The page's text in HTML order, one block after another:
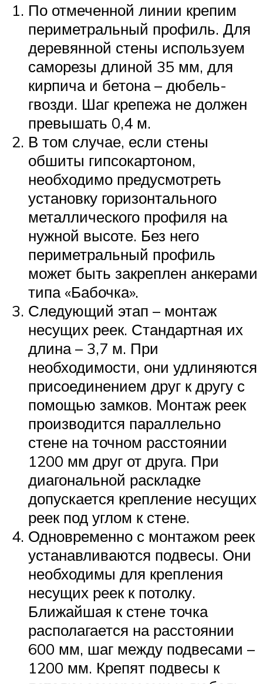
По отмеченной линии крепим
периметральный профиль. Для
деревянной стены используем
саморезы длиной 35 мм, для
кирпича и бетона – дюбель-
гвозди. Шаг крепежа не должен
превышать 0,4 м.
В том случае, если стены
обшиты гипсокартоном,
необходимо предусмотреть
установку горизонтального
металлического профиля на
нужной высоте. Без него
периметральный профиль
может быть закреплен анкерами
типа «Бабочка».
Следующий этап – монтаж
несущих реек. Стандартная их
длина – 3,7 м. При
необходимости, они удлиняются
присоединением друг к другу с
помощью замков. Монтаж реек
производится параллельно
стене на точном расстоянии
1200 мм друг от друга. При
диагональной раскладке
допускается крепление несущих
реек под углом к стене.
Одновременно с монтажом реек
устанавливаются подвесы. Они
необходимы для крепления
несущих реек к потолку.
Ближайшая к стене точка
располагается на расстоянии
600 мм, шаг между подвесами –
1200 мм. Крепят подвесы к